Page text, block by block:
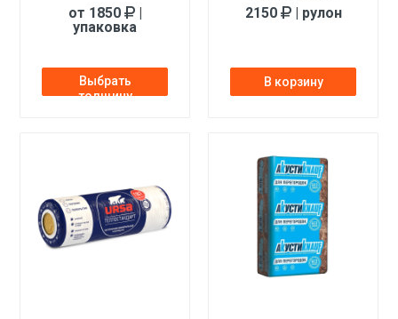
от 1850
|
упаковка
Выбрать
толщину
2150
| рулон
В корзину